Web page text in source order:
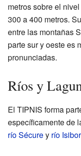
metros sobre el
300 a 400 metros.
entre las montañas
parte sur y oeste es
pronunciadas.
Ríos y
El TIPNIS forma
específicamente de
río Sécurey río